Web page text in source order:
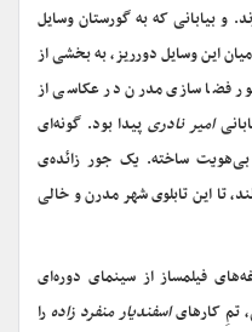
و بیابانی که به گورستان وسایل
این وسایل دورریز، به بخشی از
فضا سازی مدرن در عکاسی از
امیر نادری پیدا بود. گونه‌ای
ساخته. یک جور زائده‌ی
تا این تابلوی شهر مدرن و خالی
فیلمساز از سینمای دوره‌ای
تمِ کارهایاسفندیار منفرد زاده را